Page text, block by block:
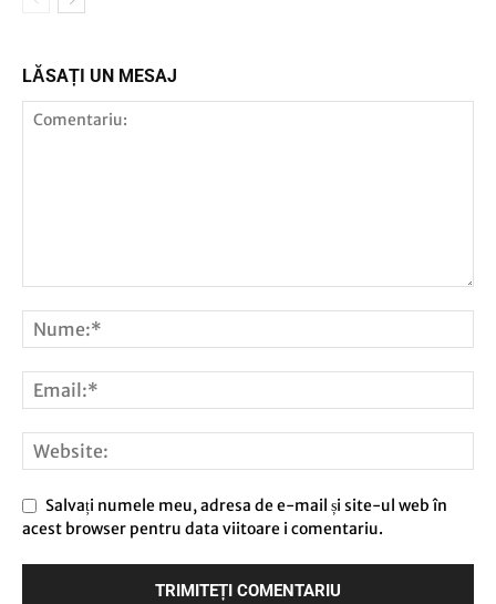
LĂSAȚI UN MESAJ
Salvați numele meu, adresa de e-mail și site-ul web în
acest browser pentru data viitoare i comentariu.